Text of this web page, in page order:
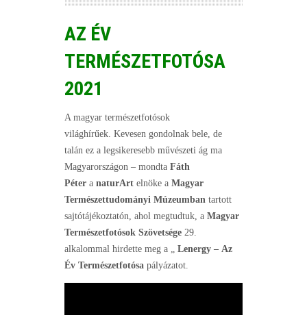
AZ ÉV
TERMÉSZETFOTÓSA
2021
A magyar természetfotósok
világhírűek. Kevesen gondolnak bele, de
talán ez a legsikeresebb művészeti ág ma
Magyarországon – mondta Fáth
Péter a naturArt elnöke a Magyar
Természettudományi Múzeumban tartott
sajtótájékoztatón, ahol megtudtuk, a Magyar
Természetfotósok Szövetsége 29.
alkalommal hirdette meg a „ Lenergy – Az
Év Természetfotósa pályázatot.